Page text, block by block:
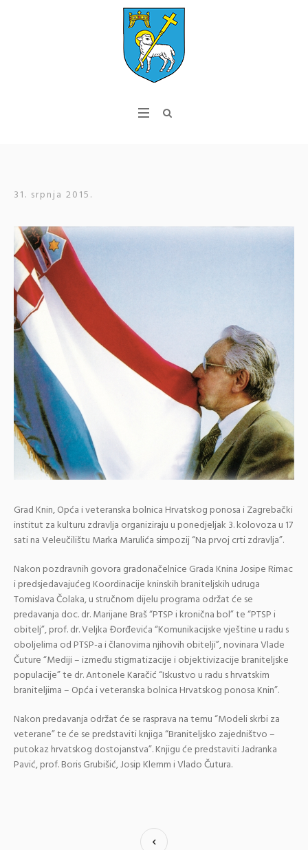
31. srpnja 2015.
Grad Knin, Opća i veteranska bolnica Hrvatskog ponosa i Zagrebački
institut za kulturu zdravlja organiziraju u ponedjeljak 3. kolovoza u 17
sati na Veleučilištu Marka Marulića simpozij “Na prvoj crti zdravlja”.
Nakon pozdravnih govora gradonačelnice Grada Knina Josipe Rimac
i predsjedavajućeg Koordinacije kninskih braniteljskih udruga
Tomislava Čolaka, u stručnom dijelu programa održat će se
predavanja doc. dr. Marijane Braš “PTSP i kronična bol” te “PTSP i
obitelj”, prof. dr. Veljka Đorđevića “Komunikacijske vještine u radu s
oboljelima od PTSP-a i članovima njihovih obitelji”, novinara Vlade
Čuture “Mediji – između stigmatizacije i objektivizacije braniteljske
populacije” te dr. Antonele Karačić “Iskustvo u radu s hrvatskim
braniteljima – Opća i veteranska bolnica Hrvatskog ponosa Knin”.
Nakon predavanja održat će se rasprava na temu “Modeli skrbi za
veterane” te će se predstaviti knjiga “Braniteljsko zajedništvo –
putokaz hrvatskog dostojanstva”. Knjigu će predstaviti Jadranka
Pavić, prof. Boris Grubišić, Josip Klemm i Vlado Čutura.